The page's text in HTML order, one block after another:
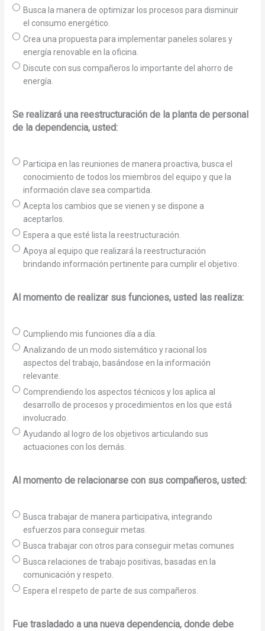
Busca la manera de optimizar los procesos para disminuir
el consumo energético.
Crea una propuesta para implementar paneles solares y
energía renovable en la oficina.
Discute con sus compañeros lo importante del ahorro de
energía.
Se realizará una reestructuración de la planta de personal
de la dependencia, usted:
Participa en las reuniones de manera proactiva, busca el
conocimiento de todos los miembros del equipo y que la
información clave sea compartida.
Acepta los cambios que se vienen y se dispone a
aceptarlos.
Espera a que esté lista la reestructuración.
Apoya al equipo que realizará la reestructuración
brindando información pertinente para cumplir el objetivo.
Al momento de realizar sus funciones, usted las realiza:
Cumpliendo mis funciones día a día.
Analizando de un modo sistemático y racional los
aspectos del trabajo, basándose en la información
relevante.
Comprendiendo los aspectos técnicos y los aplica al
desarrollo de procesos y procedimientos en los que está
involucrado.
Ayudando al logro de los objetivos articulando sus
actuaciones con los demás.
Al momento de relacionarse con sus compañeros, usted:
Busca trabajar de manera participativa, integrando
esfuerzos para conseguir metas.
Busca trabajar con otros para conseguir metas comunes
Busca relaciones de trabajo positivas, basadas en la
comunicación y respeto.
Espera el respeto de parte de sus compañeros.
Fue trasladado a una nueva dependencia, donde debe